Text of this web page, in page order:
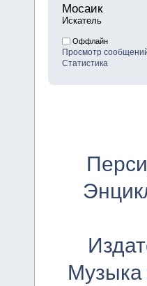
Мосаик
Искатель
Оффлайн
Просмотр
Статистика